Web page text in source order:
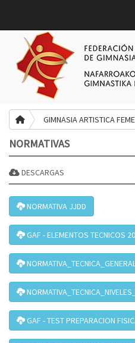
GIMNASIA ARTISTICA
NORMATIVAS
DESCARGAS
NORMATIVA JJDD
GAF - ELEMENTOS TECNICOS
GAF - TEST PREPARACION